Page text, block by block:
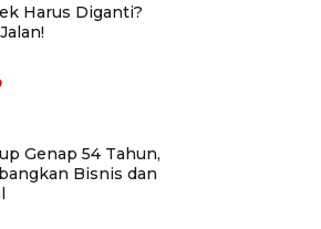
Harus Diganti?
Genap 54 Tahun,
Bisnis dan